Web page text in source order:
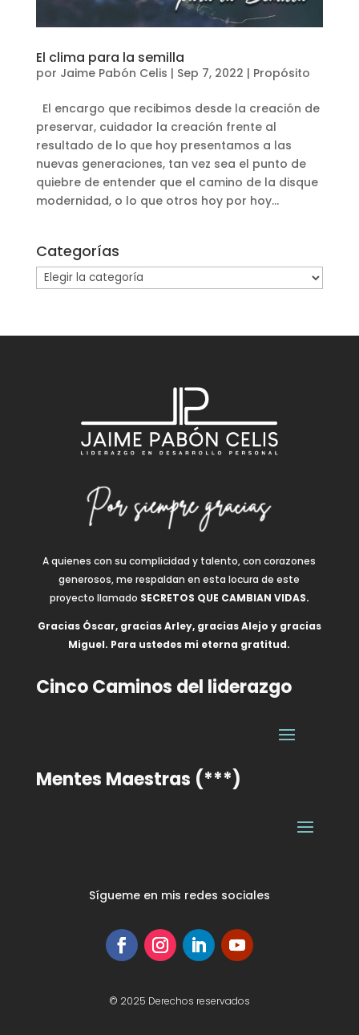
El clima para la semilla
por Jaime Pabón Celis | Sep 7, 2022 | Propósito
El encargo que recibimos desde la creación de
preservar, cuidador la creación frente al
resultado de lo que hoy presentamos a las
nuevas generaciones, tan vez sea el punto de
quiebre de entender que el camino de la disque
modernidad, o lo que otros hoy por hoy...
Categorías
Categorías
A quienes con su complicidad y talento, con corazones
generosos, me respaldan en esta locura de este
proyecto llamado SECRETOS QUE CAMBIAN VIDAS.
Gracias Óscar, gracias Arley, gracias Alejo y gracias
Miguel. Para ustedes mi eterna gratitud.
Cinco Caminos del liderazgo
Mentes Maestras (***)
Sígueme en mis redes sociales
© 2025 Derechos reservados